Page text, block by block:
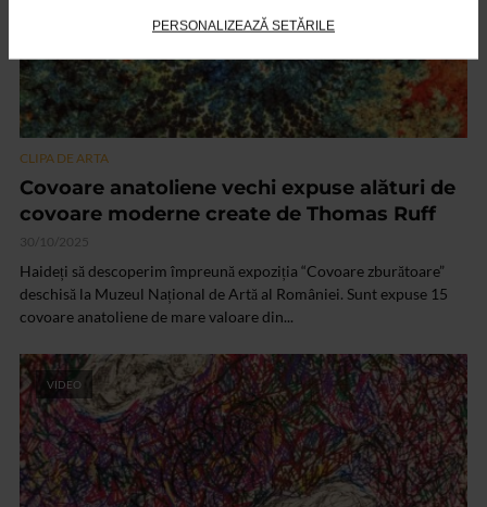
PERSONALIZEAZĂ SETĂRILE
CLIPA DE ARTA
Covoare anatoliene vechi expuse alături de
covoare moderne create de Thomas Ruff
30/10/2025
Haideți să descoperim împreună expoziția “Covoare zburătoare”
deschisă la Muzeul Național de Artă al României. Sunt expuse 15
covoare anatoliene de mare valoare din...
VIDEO